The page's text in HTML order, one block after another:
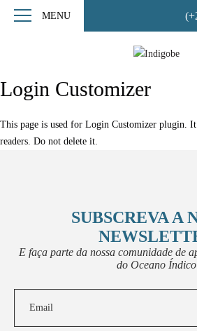
MENU
Login Customizer
This page is used for Login Customizer plugin.
readers. Do not delete it.
SUBSCREVA A
E faça parte da nossa comunidade de
do Oceano Índico